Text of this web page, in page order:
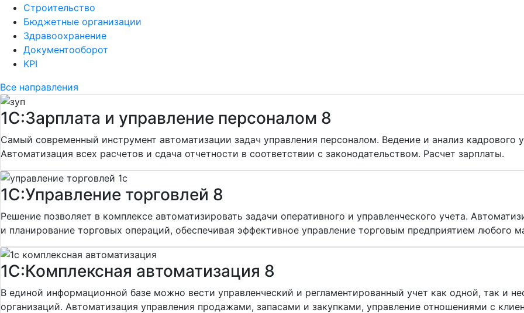
Строительство
Бюджетные организации
Здравоохранение
Документооборот
KPI
Все направления
1С:Зарплата и управление персоналом 8
Самый современный инструмент автоматизации задач управления персоналом. Ведение и анализ кадрового
Автоматизация всех расчетов и сдача отчетности в соответствии с законодательством. Расчет зарплаты.
1С:Управление торговлей 8
Решение позволяет в комплексе автоматизировать задачи оперативного и управленческого учета.
и планирование торговых операций, обеспечивая эффективное управление торговым предприятием любого
1С:Комплексная автоматизация 8
В единой информационной базе можно вести управленческий и регламентированный учет как одной, так и
организаций. Автоматизация управления продажами, запасами и закупками, управление отношениями с